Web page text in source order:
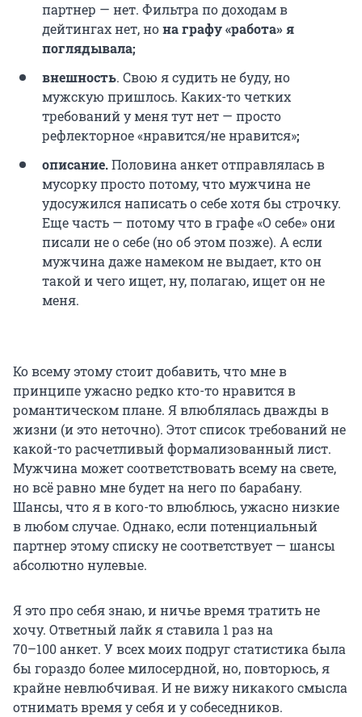
партнер — нет. Фильтра по доходам в
дейтингах нет, нона графу «работа» я
поглядывала;
внешность. Свою я судить не буду, но
мужскую пришлось. Каких-то четких
требований у меня тут нет — просто
рефлекторное «нравится/не нравится»;
описание.Половина анкет отправлялась в
мусорку просто потому, что мужчина не
удосужился написать о себе хотя бы строчку.
Еще часть — потому что в графе «О себе» они
писали не о себе (но об этом позже). А если
мужчина даже намеком не выдает, кто он
такой и чего ищет, ну, полагаю, ищет он не
меня.
Ко всему этому стоит добавить, что мне в
принципе ужасно редко кто-то нравится в
романтическом плане. Я влюблялась дважды в
жизни (и это неточно). Этот список требований не
какой-то расчетливый формализованный лист.
Мужчина может соответствовать всему на свете,
но всё равно мне будет на него по барабану.
Шансы, что я в кого-то влюблюсь, ужасно низкие
в любом случае. Однако, если потенциальный
партнер этому списку не соответствует — шансы
абсолютно нулевые.
Я это про себя знаю, и ничье время тратить не
хочу. Ответный лайк я ставила 1 раз на
70–100 анкет. У всех моих подруг статистика была
бы гораздо более милосердной, но, повторюсь, я
крайне невлюбчивая. И не вижу никакого смысла
отнимать время у себя и у собеседников.